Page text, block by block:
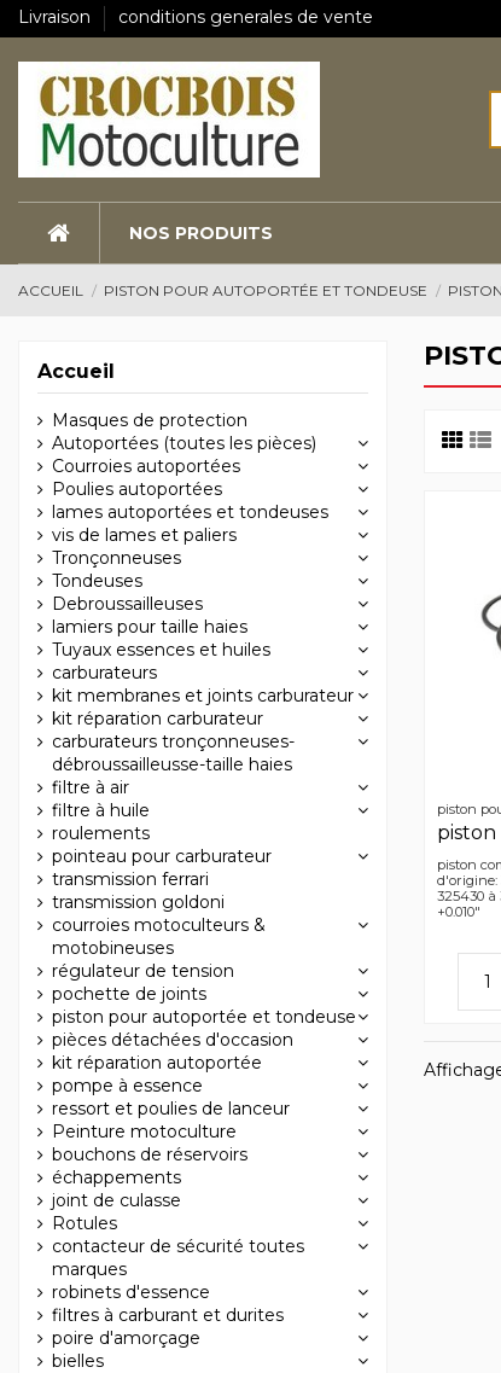
Livraison conditions generales de vente
NOS PRODUITS
ACCUEIL PISTON POUR AUTOPORTÉE ET TONDEUSE
piston
piston
d'origine:
325430 à
+0.010"
Accueil
Masques de protection
Autoportées (toutes les pièces)
Courroies autoportées
Poulies autoportées
lames autoportées et tondeuses
vis de lames et paliers
Tronçonneuses
Tondeuses
Debroussailleuses
lamiers pour taille haies
Tuyaux essences et huiles
carburateurs
kit membranes et joints carburateur
kit réparation carburateur
carburateurs tronçonneuses-
débroussailleusse-taille haies
filtre à air
filtre à huile
roulements
pointeau pour carburateur
transmission ferrari
transmission goldoni
courroies motoculteurs &
motobineuses
régulateur de tension
pochette de joints
piston pour autoportée et tondeuse
pièces détachées d'occasion
kit réparation autoportée
pompe à essence
ressort et poulies de lanceur
Peinture motoculture
bouchons de réservoirs
échappements
joint de culasse
Rotules
contacteur de sécurité toutes
marques
robinets d'essence
filtres à carburant et durites
poire d'amorçage
bielles